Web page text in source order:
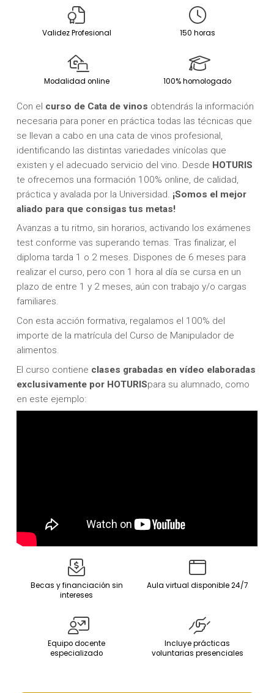
Validez Profesional 150 horas
Modalidad online 100% homologado
Con el curso de Cata de vinos obtendrás la información
necesaria para poner en práctica todas las técnicas que
se llevan a cabo en una cata de vinos profesional,
identificando las distintas variedades vinícolas que
existen y el adecuado servicio del vino. Desde HOTURIS
te ofrecemos una formación 100% online, de calidad,
práctica y avalada por la Universidad. ¡Somos el mejor
aliado para que consigas tus metas!
Avanzas a tu ritmo, sin horarios, activando los exámenes
test conforme vas superando temas. Tras finalizar, el
diploma tarda 1 o 2 meses. Dispones de 6 meses para
realizar el curso, pero con 1 hora al día se cursa en un
plazo de entre 1 y 2 meses, aún con trabajo y/o cargas
familiares.
Con esta acción formativa, regalamos el 100% del
importe de la matrícula del Curso de Manipulador de
alimentos.
El curso contiene clases grabadas en vídeo elaboradas
exclusivamente por HOTURISpara su alumnado, como
en este ejemplo:
Becas y financiación sin
intereses
Aula virtual disponible 24/7
Equipo docente
especializado
Incluye prácticas
voluntarias presenciales